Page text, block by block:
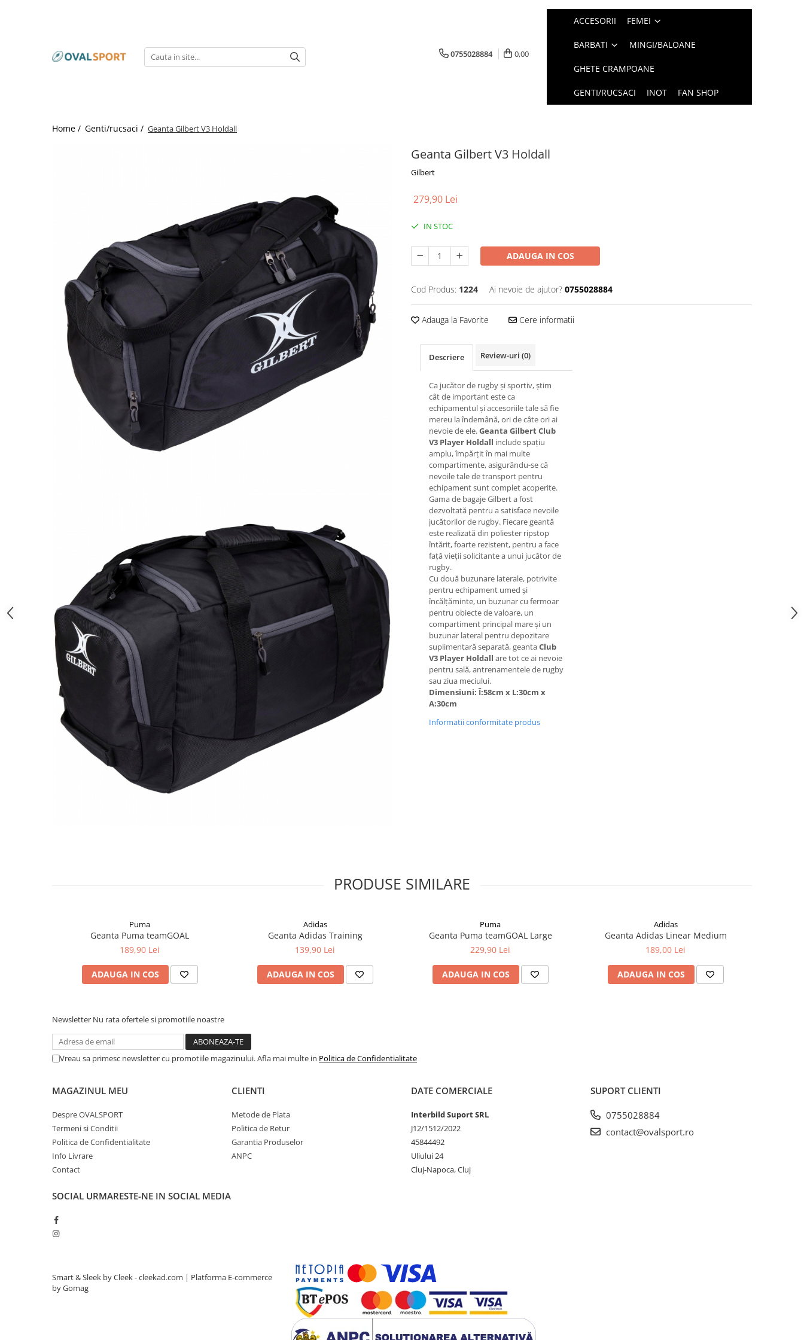
Imbracaminte
Imbracaminte
0755028884 0,00
ACCESORII FEMEI
BARBATI MINGI/BALOANE
GHETE CRAMPOANE
GENTI/RUCSACI INOT FAN SHOP
Home / Genti/rucsaci / Geanta Gilbert V3 Holdall
Geanta Gilbert V3 Holdall
Gilbert
279,90 Lei
IN STOC
ADAUGA IN COS
Cod Produs: 1224 Ai nevoie de ajutor? 0755028884
Adauga la Favorite Cere informatii
Descriere Review-uri (0)
Ca jucător de rugby și sportiv, știm
cât de important este ca
echipamentul și accesoriile tale să fie
mereu la îndemână, ori de câte ori ai
nevoie de ele.Geanta Gilbert Club
V3 Player Holdall include spațiu
amplu, împărțit în mai multe
compartimente, asigurându-se că
nevoile tale de transport pentru
echipament sunt complet acoperite.
Gama de bagaje Gilbert a fost
dezvoltată pentru a satisface nevoile
jucătorilor de rugby. Fiecare geantă
este realizată din poliester ripstop
întărit, foarte rezistent, pentru a face
față vieții solicitante a unui jucător de
rugby.
Cu două buzunare laterale, potrivite
pentru echipament umed și
încălțăminte, un buzunar cu fermoar
pentru obiecte de valoare, un
compartiment principal mare și un
buzunar lateral pentru depozitare
suplimentară separată, geantaClub
V3 Player Holdall are tot ce ai nevoie
pentru sală, antrenamentele de rugby
sau ziua meciului.
Dimensiuni: Î:58cm x L:30cm x
A:30cm
Informatii conformitate produs
PRODUSE SIMILARE
Puma
Geanta Puma teamGOAL
189,90 Lei
ADAUGA IN COS
Adidas
Geanta Adidas Training
139,90 Lei
ADAUGA IN COS
Puma
Geanta Puma teamGOAL Large
229,90 Lei
ADAUGA IN COS
Adidas
Geanta Adidas Linear Medium
189,00 Lei
ADAUGA IN COS
Newsletter Nu rata ofertele si promotiile noastre
Vreau sa primesc newsletter cu promotiile magazinului. Afla mai multe in Politica de Confidentialitate
MAGAZINUL MEU
Despre OVALSPORT
Termeni si Conditii
Politica de Confidentialitate
Info Livrare
Contact
CLIENTI
Metode de Plata
Politica de Retur
Garantia Produselor
ANPC
DATE COMERCIALE
Interbild Suport SRL
J12/1512/2022
45844492
Uliului 24
Cluj-Napoca, Cluj
SUPORT CLIENTI
0755028884
contact@ovalsport.ro
SOCIAL URMARESTE-NE IN SOCIAL MEDIA
Smart & Sleek by Cleek - cleekad.com | Platforma E-commerce
by Gomag